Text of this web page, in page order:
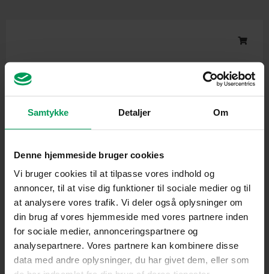
Samtykke Detaljer Om
Denne hjemmeside bruger cookies
Vi bruger cookies til at tilpasse vores indhold og
annoncer, til at vise dig funktioner til sociale medier og til
at analysere vores trafik. Vi deler også oplysninger om
din brug af vores hjemmeside med vores partnere inden
for sociale medier, annonceringspartnere og
analysepartnere. Vores partnere kan kombinere disse
data med andre oplysninger, du har givet dem, eller som
Tilbehør til batteridrevne maskiner
STIHL AP 500 S Batteri
inkl. moms